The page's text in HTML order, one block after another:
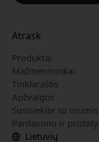
Atrask
Produktai
Mažmenininkai
Tinklaraštis
Apžvalgos
Susisiekite su mumis
Pardavimo ir
Lietuvių